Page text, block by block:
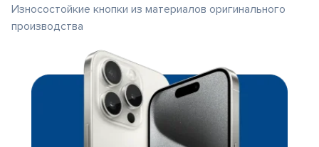
Износостойкие кнопки из материалов оригинального
производства